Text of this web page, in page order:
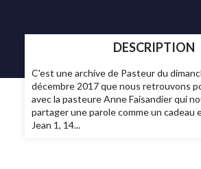
DESCRIPTION
C'est une archive de Pasteur du
décembre 2017 que nous retrouvons
avec la pasteure Anne Faisandier qui
partager une parole comme un cadeau
Jean 1, 14...